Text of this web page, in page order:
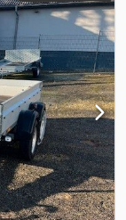
és az időközi